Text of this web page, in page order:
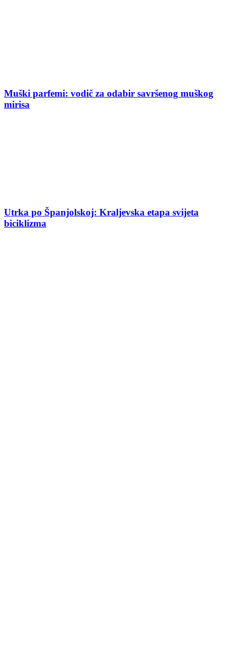
Muški parfemi: vodič za odabir savršenog muškog
mirisa
Utrka po Španjolskoj: Kraljevska etapa svijeta
biciklizma